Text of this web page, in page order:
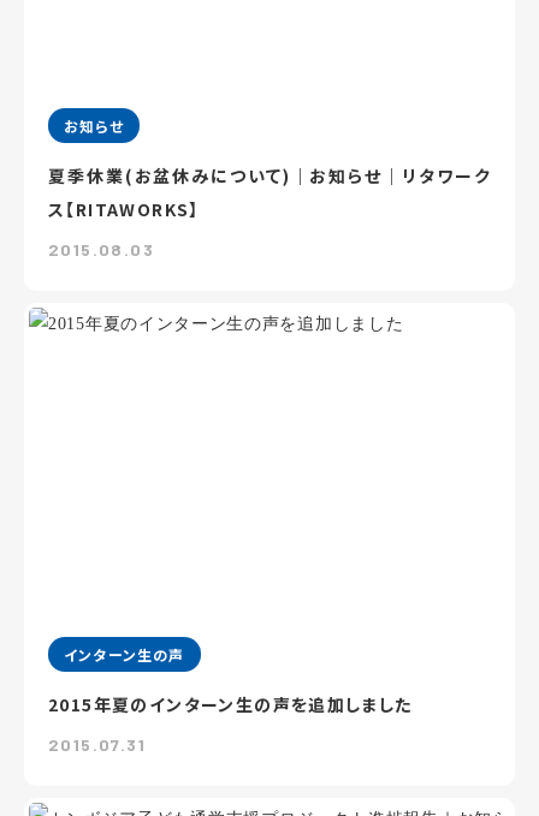
お知らせ
夏季休業(お盆休みについて)｜お知らせ｜リタワーク
ス【RITAWORKS】
2015.08.03
インターン生の声
2015年夏のインターン生の声を追加しました
2015.07.31